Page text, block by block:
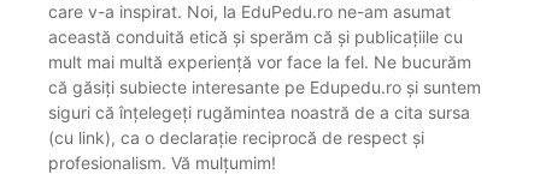
care v-a inspirat. Noi, la EduPedu.ro ne-am asumat
această conduită etică și sperăm că și publicațiile cu
mult mai multă experiență vor face la fel. Ne bucurăm
că găsiți subiecte interesante pe Edupedu.ro și suntem
siguri că înțelegeți rugămintea noastră de a cita sursa
(cu link), ca o declarație reciprocă de respect și
profesionalism. Vă mulțumim!